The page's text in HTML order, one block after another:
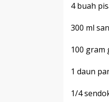
4 buah
300 ml
100 gram
1 daun
1/4